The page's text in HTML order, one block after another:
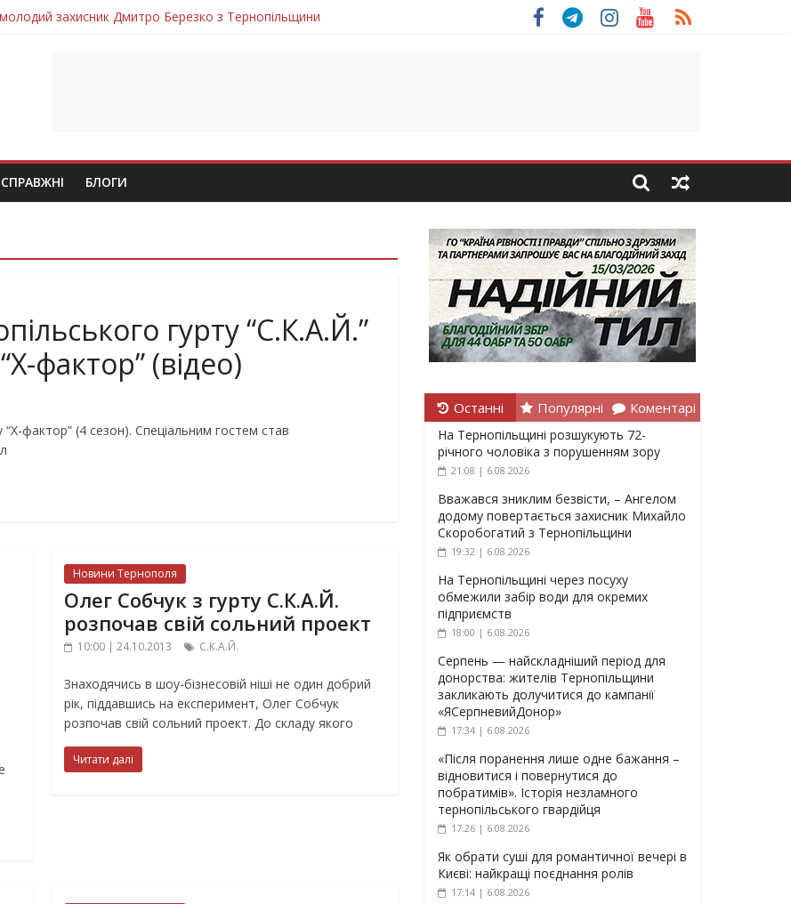
молодий захисник Дмитро Березко з Тернопільщини
Петро Федів повертається до рідного дому «на щиті»
на щиті повертається воїн Володимир Паламарчук
безвісти, – Ангелом додому повертається захисник Михайло Скоробогатий з Тернопільщини
СПРАВЖНІ БЛОГИ
гурту “С.К.А.Й.”
фактор” (відео)
фактор” (4 сезон). Спеціальним гостем став
Новини Тернополя
Олег Собчук з гурту С.К.А.Й.
розпочав свій сольний проект
10:00 | 24.10.2013 С.К.А.Й.
Знаходячись в шоу-бізнесовій ніші не один добрий
рік, піддавшись на експеримент, Олег Собчук
розпочав свій сольний проект. До складу якого
Читати далі
Останні Популярні Коментарі
На Тернопільщині розшукують 72-
річного чоловіка з порушенням зору
21:08 | 6.08.2026
Вважався зниклим безвісти, – Ангелом
додому повертається захисник Михайло
Скоробогатий з Тернопільщини
19:32 | 6.08.2026
На Тернопільщині через посуху
обмежили забір води для окремих
підприємств
18:00 | 6.08.2026
Серпень — найскладніший період для
донорства: жителів Тернопільщини
закликають долучитися до кампанії
«ЯСерпневийДонор»
17:34 | 6.08.2026
«Після поранення лише одне бажання –
відновитися і повернутися до
побратимів». Історія незламного
тернопільського гвардійця
17:26 | 6.08.2026
Як обрати суші для романтичної вечері в
Києві: найкращі поєднання ролів
17:14 | 6.08.2026